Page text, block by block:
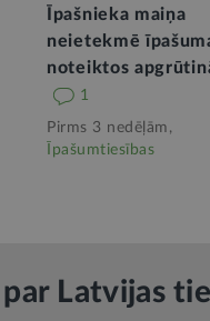
Īpašnieka maiņa
neietekmē
noteiktos
1
Pirms 3 nedēļām,
Īpašumtiesības
Latvijas